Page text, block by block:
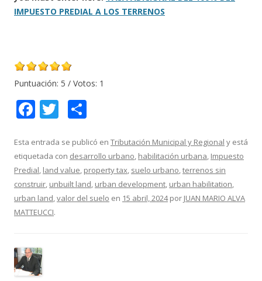
IMPUESTO PREDIAL A LOS TERRENOS
Puntuación: 5 / Votos: 1
F
e
b
o
o
k
T
itt
er
m
p
ar
ti
Esta entrada se publicó en Tributación Municipal y Regional y está
etiquetada con desarrollo urbano, habilitación urbana, Impuesto
Predial, land value, property tax, suelo urbano,terrenos sin
construir, unbuilt land, urban development, urban habilitation,
urban land,valor del suelo en 15 abril, 2024por JUAN MARIO ALVA
MATTEUCCI.